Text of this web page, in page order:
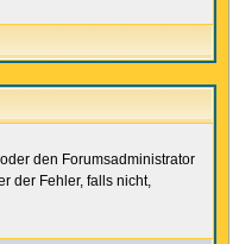
den Forumsadministrator
der Fehler, falls nicht,